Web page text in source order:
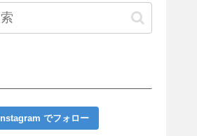
Instagram でフォロー